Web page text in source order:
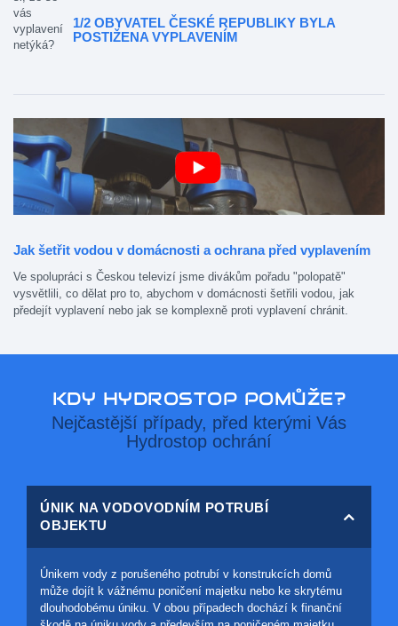
1/2 OBYVATEL ČESKÉ REPUBLIKY BYLA
POSTIŽENA VYPLAVENÍM
Jak šetřit vodou v domácnosti a ochrana před vyplavením
Ve spolupráci s Českou televizí jsme divákům pořadu "polopatě"
vysvětlili, co dělat pro to, abychom v domácnosti šetřili vodou, jak
předejít vyplavení nebo jak se komplexně proti vyplavení chránit.
KDY HYDROSTOP POMŮŽE?
Nejčastější případy, před kterými Vás
Hydrostop ochrání
ÚNIK NA VODOVODNÍM POTRUBÍ
OBJEKTU
Únikem vody z porušeného potrubí v konstrukcích domů
může dojít k vážnému poničení majetku nebo ke skrytému
dlouhodobému úniku. V obou případech dochází k finanční